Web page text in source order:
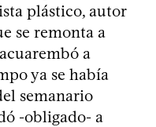
plástico, autor
se remonta a
a
ya se había
semanario
-obligado- a